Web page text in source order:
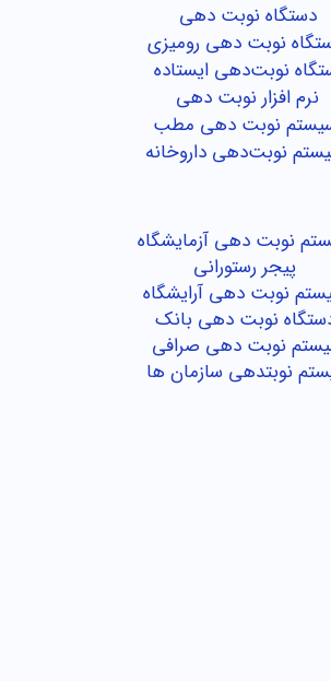
دستگاه نوبت دهی
نوبت دهی رومیزی
نوبت‌دهی ایستاده
نرم افزار نوبت دهی
نوبت دهی مطب
نوبت‌دهی داروخانه
نوبت دهی آزمایشگاه
پیجر رستورانی
نوبت دهی آرایشگاه
نوبت دهی بانک
نوبت دهی صرافی
نوبتدهی سازمان ها